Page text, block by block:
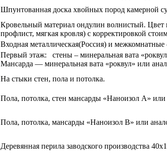
Шпунтованная доска хвойных пород камерной
Кровельный материал ондулин волнистый.
профлист, мягкая кровля) с корректировкой
Входная металлическая(Россия) и
Первый этаж: стены – минеральная вата
Мансарда — минеральная вата «роквул» или
На стыки стен, пола и потолка.
Пола, потолка, стен мансарды «Наноизол А» или
Пола, потолка, мансарды «Наноизол В» или
Деревянная перила заводского производства